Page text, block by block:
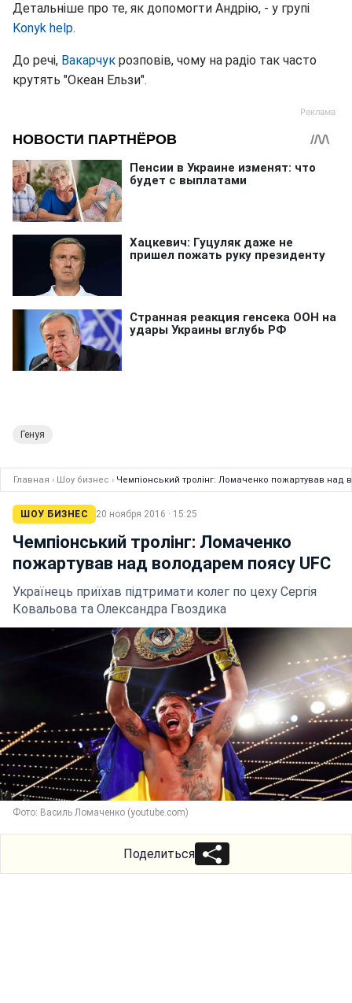
Детальніше про те, як допомогти Андрію, - у групі
Konyk help.
До речі, Вакарчук розповів, чому на радіо так часто
крутять "Океан Ельзи".
Генуя
Главная › Шоу бизнес › Чемпіонський тролінг: Ломаченко пожартував над
ШОУ БИЗНЕС 20 ноября 2016 · 15:25
Чемпіонський тролінг: Ломаченко
пожартував над володарем поясу UFC
Українець приїхав підтримати колег по цеху Сергія
Ковальова та Олександра Гвоздика
Фото: Василь Ломаченко (youtube.com)
Поделиться